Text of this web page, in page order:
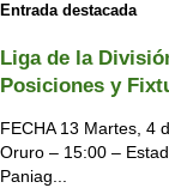
Entrada destacada
Liga de la
Posiciones y
FECHA 13 Martes, 4
Oruro – 15:00 –
Paniag...